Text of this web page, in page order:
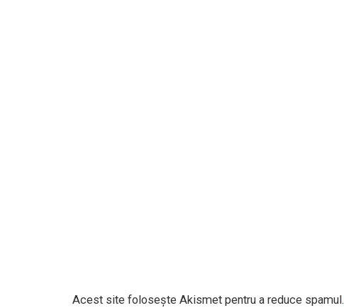
Acest site folosește Akismet pentru a reduce spamul.